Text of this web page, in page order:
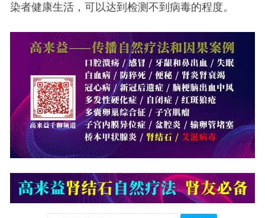
染者健康生活，可以达到检测不到病毒的程度。